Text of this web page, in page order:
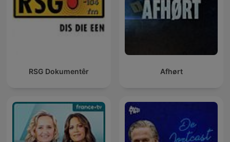
RSG Dokumentêr Afhørt